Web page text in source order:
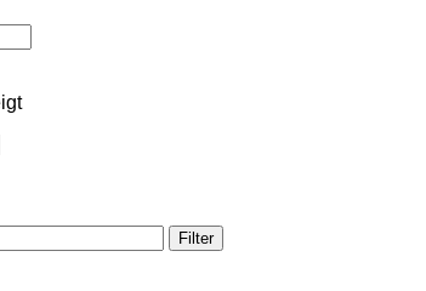
Nach
Filter